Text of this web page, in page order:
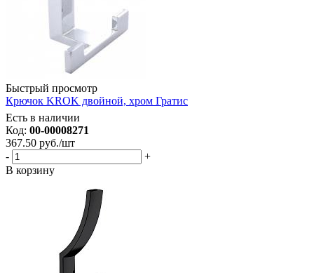
Быстрый просмотр
Крючок KROK двойной, хром Гратис
Есть в наличии
Код: 00-00008271
367.50 руб./шт
-
+
В корзину